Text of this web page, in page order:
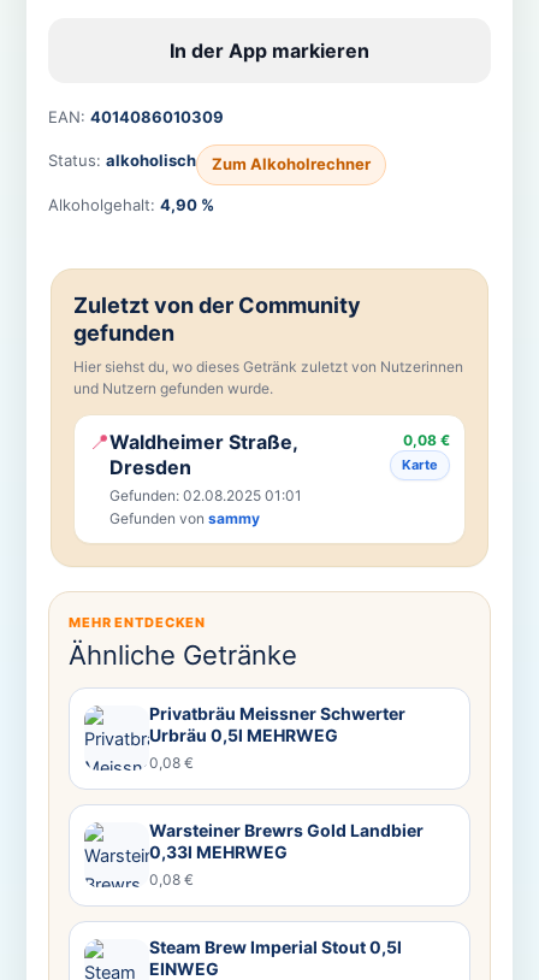
In der App markieren
EAN: 4014086010309
Status: alkoholisch Zum Alkoholrechner
Alkoholgehalt: 4,90 %
Zuletzt von der Community
gefunden
Hier siehst du, wo dieses Getränk zuletzt von Nutzerinnen
und Nutzern gefunden wurde.
📍Waldheimer Straße,
Dresden
Gefunden: 02.08.2025 01:01
Gefunden von sammy
0,08 €
Karte
MEHR ENTDECKEN
Ähnliche Getränke
Privatbräu Meissner Schwerter
Urbräu 0,5l MEHRWEG
0,08 €
Warsteiner Brewrs Gold Landbier
0,33l MEHRWEG
0,08 €
Steam Brew Imperial Stout 0,5l
EINWEG